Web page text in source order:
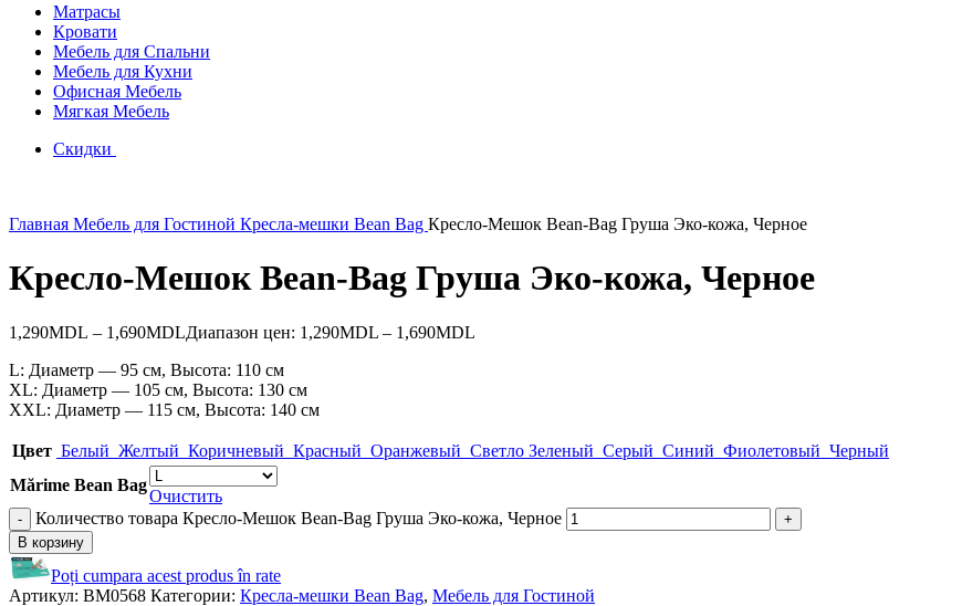
Матрасы
Кровати
Мебель для Спальни
Мебель для Кухни
Офисная Мебель
Мягкая Мебель
Скидки
Главная Мебель для Гостиной Кресла-мешки Bean Bag Кресло-Мешок Bean-Bag Груша Эко-кожа, Черное
Кресло-Мешок Bean-Bag Груша Эко-кожа, Черное
1,290MDL – 1,690MDLДиапазон цен: 1,290MDL – 1,690MDL
L: Диаметр — 95 см, Высота: 110 см
XL: Диаметр — 105 см, Высота: 130 см
XXL: Диаметр — 115 см, Высота: 140 см
Цвет Белый Желтый Коричневый Красный Оранжевый Светло Зеленый Серый Синий Фиолетовый Черный
Mărime Bean Bag
Очистить
Количество товара Кресло-Мешок Bean-Bag Груша Эко-кожа, Черное
В корзину
Poți cumpara acest produs în rate
Артикул: BM0568 Категории: Кресла-мешки Bean Bag, Мебель для Гостиной